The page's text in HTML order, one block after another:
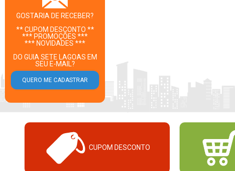
GOSTARIA DE RECEBER?
** CUPOM DESCONTO **
*** PROMOÇÕES ***
*** NOVIDADES ***
DO GUIA SETE LAGOAS EM
SEU E-MAIL?
CUPOM DESCONTO